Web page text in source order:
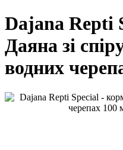
Dajana Repti
Даяна зі
водних